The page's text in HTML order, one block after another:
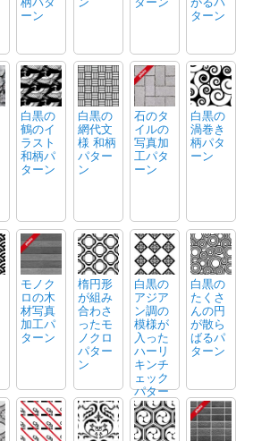
ーン ターン
白黒の
鶴のイ
ラスト
和柄パ
ターン
白黒の
網代文
様 和柄
パター
ン
石のタ
イルの
写真加
工パタ
ーン
白黒の
渦巻き
柄パタ
ーン
モノク
ロの木
材写真
加工パ
ターン
楕円形
が組み
合わさ
ったモ
ノクロ
パター
ン
白黒の
アジア
ン調の
模様が
入った
ハーリ
キンチ
ェック
パター
ン
白黒の
たくさ
んの円
が散ら
ばるパ
ターン